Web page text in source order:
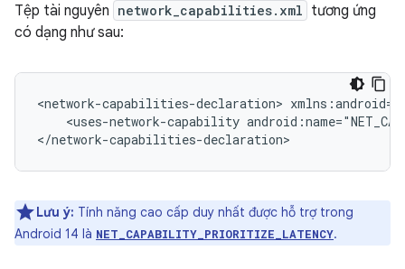
Tệp tài nguyên network_capabilities.xml tương ứng
có dạng như sau:
<network-capabilities-declaration>
<uses-network-capability
Lưu ý: Tính năng cao cấp duy nhất được hỗ trợ trong
Android 14 là NET_CAPABILITY_PRIORITIZE_LATENCY.